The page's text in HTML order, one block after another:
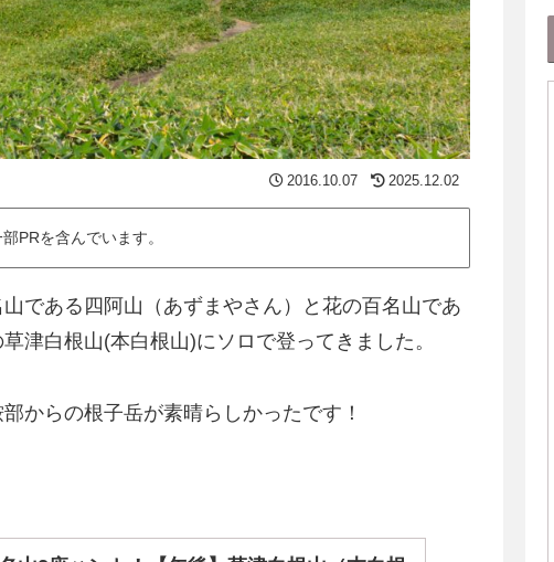
2016.10.07 2025.12.02
PRを含んでいます。
である四阿山（あずまやさん）と花の百名山であ
津白根山(本白根山)にソロで登ってきました。
からの根子岳が素晴らしかったです！